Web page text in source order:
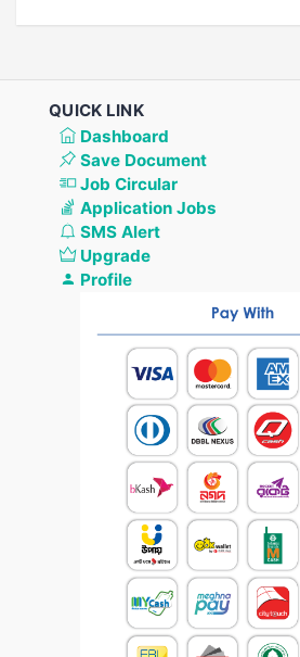
QUICK LINK
Dashboard
Save Document
Job Circular
Application Jobs
SMS Alert
Upgrade
Profile